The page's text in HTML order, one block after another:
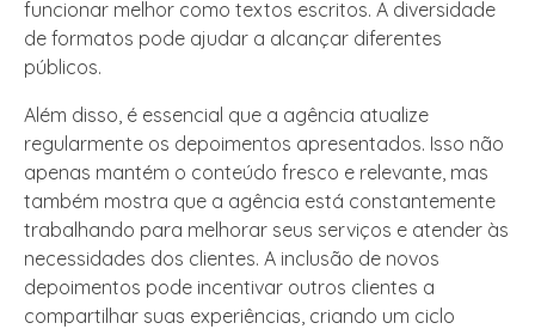
funcionar melhor como textos escritos. A diversidade
de formatos pode ajudar a alcançar diferentes
públicos.
Além disso, é essencial que a agência atualize
regularmente os depoimentos apresentados. Isso não
apenas mantém o conteúdo fresco e relevante, mas
também mostra que a agência está constantemente
trabalhando para melhorar seus serviços e atender às
necessidades dos clientes. A inclusão de novos
depoimentos pode incentivar outros clientes a
compartilhar suas experiências, criando um ciclo